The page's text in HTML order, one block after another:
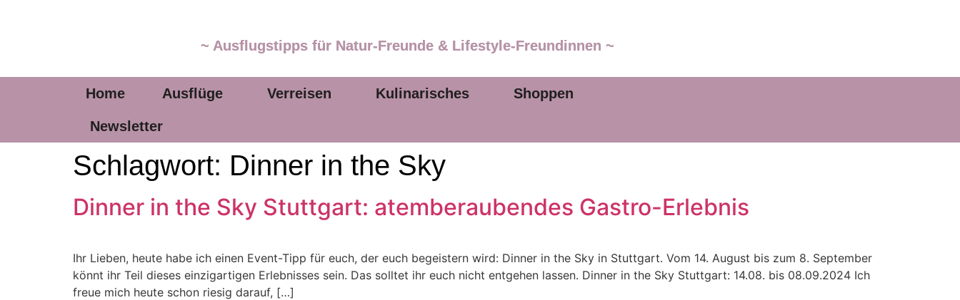
~ Ausflugstipps für Natur-Freunde & Lifestyle-Freundinnen ~
Home Ausflüge Verreisen Kulinarisches Shoppen
Newsletter
Schlagwort: Dinner in the Sky
Dinner in the Sky Stuttgart: atemberaubendes Gastro-Erlebnis
Ihr Lieben, heute habe ich einen Event-Tipp für euch, der euch begeistern wird: Dinner in the Sky in Stuttgart. Vom 14. August bis zum 8. September
könnt ihr Teil dieses einzigartigen Erlebnisses sein. Das solltet ihr euch nicht entgehen lassen. Dinner in the Sky Stuttgart: 14.08. bis 08.09.2024 Ich
freue mich heute schon riesig darauf, […]